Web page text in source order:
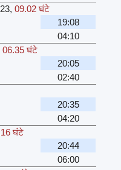
,09.02 घंटे
19:08
04:10
06.35 घंटे
20:05
02:40
20:35
04:20
घंटे
20:44
06:00